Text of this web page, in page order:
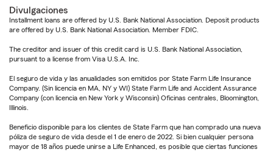
Divulgaciones
Installment loans are offered by U.S. Bank National Association. Deposit products
are offered by U.S. Bank National Association. Member FDIC.
The creditor and issuer of this credit card is U.S. Bank National Association,
pursuant to a license from Visa U.S.A. Inc.
El seguro de vida y las anualidades son emitidos por State Farm Life Insurance
Company. (Sin licencia en MA, NY y WI) State Farm Life and Accident Assurance
Company (con licencia en New York y Wisconsin) Oficinas centrales, Bloomington,
Illinois.
Beneficio disponible para los clientes de State Farm que han comprado una nueva
póliza de seguro de vida desde el 1 de enero de 2022. Si bien cualquier persona
mayor de 18 años puede unirse a Life Enhanced, es posible que ciertas funciones